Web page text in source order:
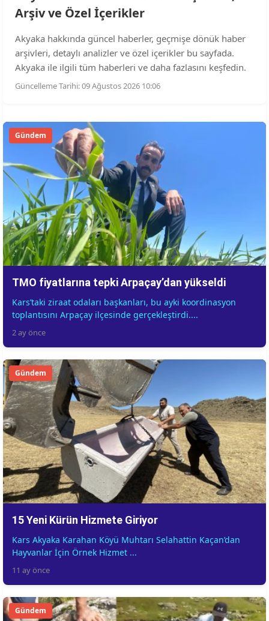
Arşiv ve Özel İçerikler
Akyaka hakkında güncel haberler, geçmişe dönük haber
arşivleri, detaylı analizler ve özel içerikler bu sayfada.
Akyaka ile ilgili tüm haberleri ve daha fazlasını keşfedin.
Güncelleme Tarihi: 09 Ağustos 2026 10:06
Gündem
TMO fiyatlarına tepki Arpaçay’dan yükseldi
Kars’taki ziraat odaları başkanları, bu ayki koordinasyon
toplantısını Arpaçay ilçesinde gerçekleştirdi....
2 ay önce
Gündem
15 Yeni Kürün Hizmete Giriyor
Kars Akyaka Karahan Köyü Muhtarı Selahattin Kaçan’dan
Hayvanlar İçin Örnek Hizmet ...
11 ay önce
Gündem